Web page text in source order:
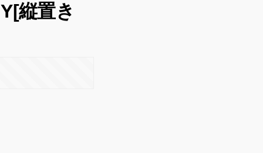
縦置き